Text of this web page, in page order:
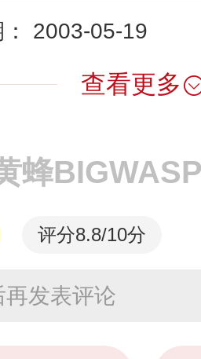
2003-05-19
查看更多
蜂
评分8.8/10分
再发表评论